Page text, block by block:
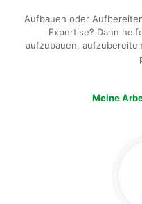
Aufbauen oder
Expertise? Dann
aufzubauen,
Meine